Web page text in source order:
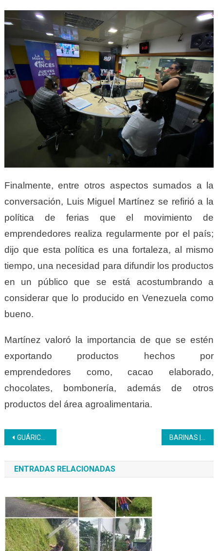
Finalmente, entre otros aspectos sumados a la
conversación, Luis Miguel Martínez se refirió a la
política de ferias que el movimiento de
emprendedores realiza regularmente por el país;
dijo que esta política es una fortaleza, al mismo
tiempo, una necesidad para difundir los productos
en un público que se está acostumbrando a
considerar que lo producido en Venezuela como
bueno.
Martínez valoró la importancia de que se estén
exportando productos hechos por
emprendedores como, cacao elaborado,
chocolates, bombonería, además de otros
productos del área agroalimentaria.
Navegación
de
entradas
GUÁRICO | Inces lanza nueva App para potenciar la formación técnica profesional en el país
ENTRADAS RELACIONADAS